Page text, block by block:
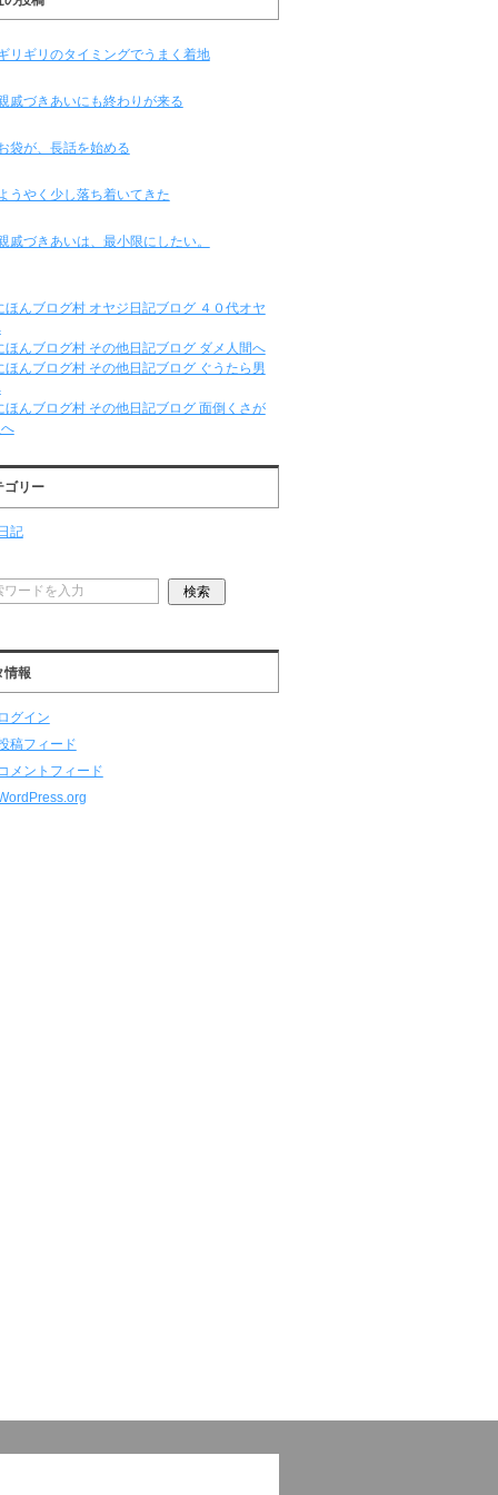
リギリのタイミングでうまく着地
戚づきあいにも終わりが来る
袋が、長話を始める
うやく少し落ち着いてきた
戚づきあいは、最小限にしたい。
ゴリー
記
情報
グイン
稿フィード
メントフィード